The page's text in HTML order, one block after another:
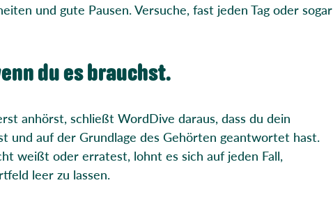
und gute Pausen. Versuche, fast jeden Tag oder sogar
du es brauchst.
anhörst, schließt WordDive daraus, dass du dein
und auf der Grundlage des Gehörten geantwortet hast.
weißt oder erratest, lohnt es sich auf jeden Fall,
leer zu lassen.